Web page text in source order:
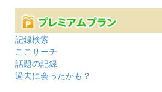
記録検索
ここサーチ
話題の記録
過去に会ったかも？